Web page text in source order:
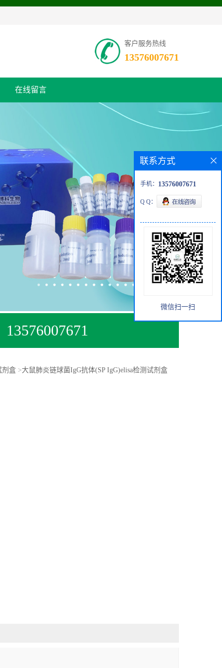
客户服务热线
13576007671
在线留言
13576007671
剂盒>大鼠肺炎链球菌IgG抗体(SP IgG)elisa检测试剂盒
联系方式
手机： 13576007671
Q Q：
微信扫一扫